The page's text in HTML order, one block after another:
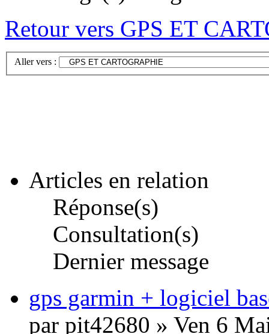
Retour vers GPS ET
Aller vers :
Articles en relation
Réponse(s)
Consultation(s)
Dernier message
gps garmin + logiciel
par pit42680 » Ven 6